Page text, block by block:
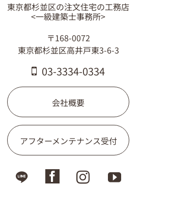
東京都杉並区の注文住宅の工務店
<一級建築士事務所>
〒168-0072
東京都杉並区高井戸東3-6-3
03-3334-0334
会社概要
アフターメンテナンス受付